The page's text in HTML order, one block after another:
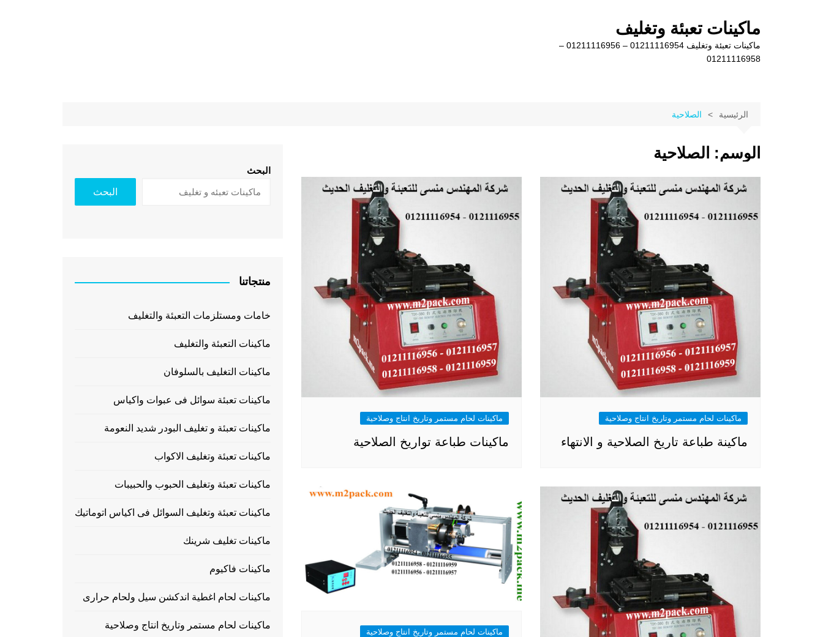
ماكينات تعبئة وتغليف
ماكينات تعبئة وتغليف 01211116954 – 01211116956 –
01211116958
الرئيسية الصلاحية
الوسم: الصلاحية
ماكينات لحام مستمر وتاريخ انتاج وصلاحية
ماكينة طباعة تاريخ الصلاحية و الانتهاء
ماكينات لحام مستمر وتاريخ انتاج وصلاحية
ماكينات طباعة تواريخ الصلاحية
ماكينات لحام مستمر وتاريخ انتاج وصلاحية
البحث
البحث
منتجاتنا
خامات ومستلزمات التعبئة والتغليف
ماكينات التعبئة والتغليف
ماكينات التغليف بالسلوفان
ماكينات تعبئة سوائل فى عبوات واكياس
ماكينات تعبئة و تغليف البودر شديد النعومة
ماكينات تعبئة وتغليف الاكواب
ماكينات تعبئة وتغليف الحبوب والحبيبات
ماكينات تعبئة وتغليف السوائل فى اكياس اتوماتيك
ماكينات تغليف شرينك
ماكينات فاكيوم
ماكينات لحام اغطية اندكشن سيل ولحام حرارى
ماكينات لحام مستمر وتاريخ انتاج وصلاحية